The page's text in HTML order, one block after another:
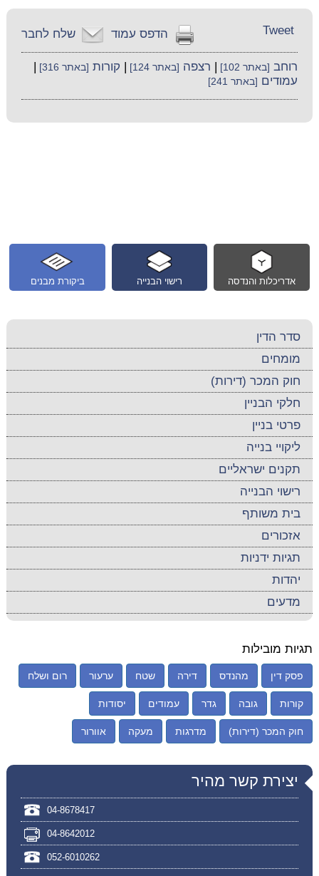
שלח לחבר הדפס עמוד Tweet
רוחב [באתר 102] רצפה [באתר 124] קורות [באתר 316]
עמודים [באתר 241]
ביקורת מבנים רישוי הבנייה אדריכלות והנדסה
סדר הדין
מומחים
חוק המכר (דירות)
חלקי הבניין
פרטי בניין
ליקויי בנייה
תקנים ישראליים
רישוי הבנייה
בית משותף
אזכורים
תגיות ידניות
יהדות
מדעים
תגיות מובילות
פסק דין מהנדס דירה שטח ערעור רום ושלח
קורות גובה גדר עמודים יסודות
חוק המכר (דירות) מדרגות מעקה אוורור
יצירת קשר מהיר
04-8678417
04-8642012
052-6010262